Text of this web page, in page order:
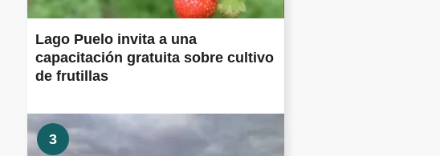
Lago Puelo invita a una
capacitación gratuita sobre cultivo
de frutillas
3